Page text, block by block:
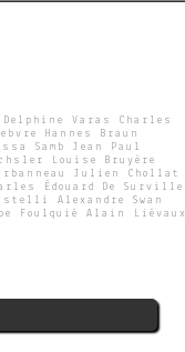
Varas Charles
Hannes Braun
Samb Jean Paul
Louise Bruyère
Julien Chollat
Édouard De Surville
Alexandre Swan
Foulquié Alain